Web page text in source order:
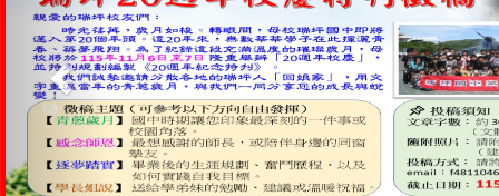
淨零綠領人才培育課程